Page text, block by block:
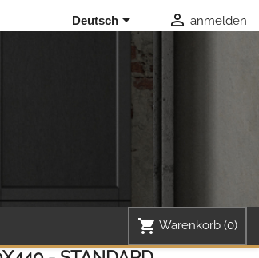
Deutsch  anmelden
shopping_cart Warenkorb (0)